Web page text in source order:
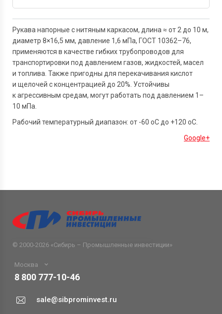
Задать вопрос
Рукава напорные с нитяным каркасом, длина ≈ от 2 до 10 м,
диаметр 8×16,5 мм, давление 1,6 мПа, ГОСТ 10362–76,
применяются в качестве гибких трубопроводов для
транспортировки под давлением газов, жидкостей, масел
и топлива. Также пригодны для перекачивания кислот
и щелочей с концентрацией до 20%. Устойчивы
к агрессивным средам, могут работать под давлением 1–
10 мПа.
Рабочий температурный диапазон: от -60 оС до +120 оС.
Google+
© 2000-2026 «Сибирь – Промышленные инвестиции»
Москва
8 800 777-10-46
sale@sibprominvest.ru